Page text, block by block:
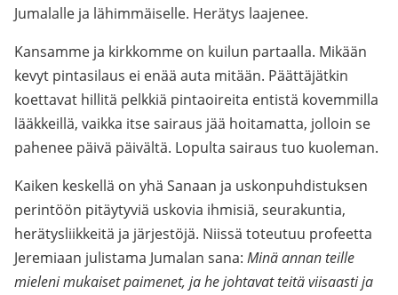
Jumalalle ja lähimmäiselle. Herätys laajenee.
Kansamme ja kirkkomme on kuilun partaalla. Mikään
kevyt pintasilaus ei enää auta mitään. Päättäjätkin
koettavat hillitä pelkkiä pintaoireita entistä kovemmilla
lääkkeillä, vaikka itse sairaus jää hoitamatta, jolloin se
pahenee päivä päivältä. Lopulta sairaus tuo kuoleman.
Kaiken keskellä on yhä Sanaan ja uskonpuhdistuksen
perintöön pitäytyviä uskovia ihmisiä, seurakuntia,
herätysliikkeitä ja järjestöjä. Niissä toteutuu profeetta
Jeremiaan julistama Jumalan sana: Minä annan teille
mieleni mukaiset paimenet, ja he johtavat teitä viisaasti ja